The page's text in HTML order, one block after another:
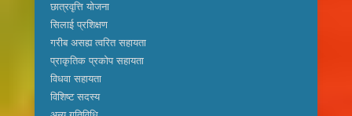
छात्रवृत्ति योजना
सिलाई प्रशिक्षण
गरीब असह्य त्वरित सहायता
प्राकृतिक प्रकोप सहायता
विधवा सहायता
विशिष्ट सदस्य